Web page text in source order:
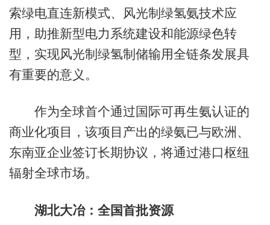
索绿电直连新模式、风光制绿氢氨技术应
用，助推新型电力系统建设和能源绿色转
型，实现风光制绿氢制储输用全链条发展具
有重要的意义。
作为全球首个通过国际可再生氨认证的
商业化项目，该项目产出的绿氨已与欧洲、
东南亚企业签订长期协议，将通过港口枢纽
辐射全球市场。
湖北大冶：全国首批资源